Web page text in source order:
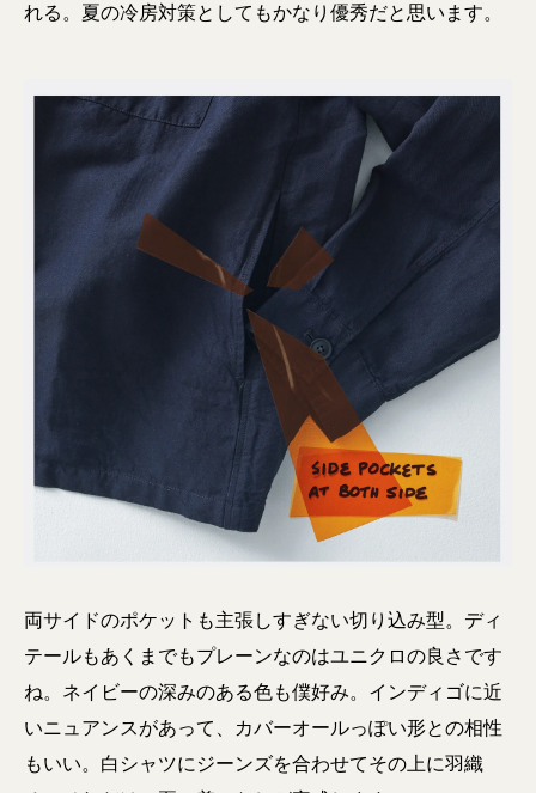
れる。夏の冷房対策としてもかなり優秀だと思います。
両サイドのポケットも主張しすぎない切り込み型。ディ
テールもあくまでもプレーンなのはユニクロの良さです
ね。ネイビーの深みのある色も僕好み。インディゴに近
いニュアンスがあって、カバーオールっぽい形との相性
もいい。白シャツにジーンズを合わせてその上に羽織